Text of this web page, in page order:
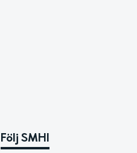
Följ SMHI